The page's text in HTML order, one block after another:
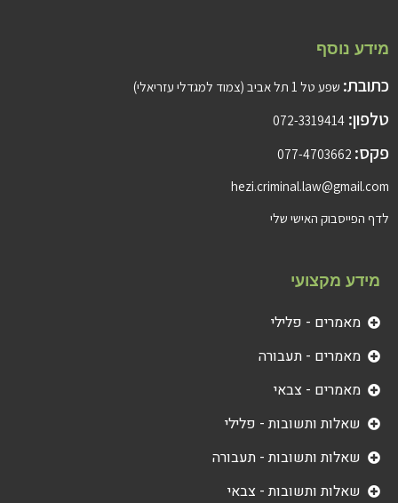
מידע מקצועי
מאמרים - פלילי
מאמרים - תעבורה
מאמרים - צבאי
שאלות ותשובות - פלילי
שאלות ותשובות - תעבורה
שאלות ותשובות - צבאי
מידע נוסף
כתובת: שפע טל 1 תל אביב (צמוד למגדלי עזריאלי)
טלפון: 072-3319414
פקס:
hezi.criminal.law@gmail.com
לדף הפייסבוק האישי שלי